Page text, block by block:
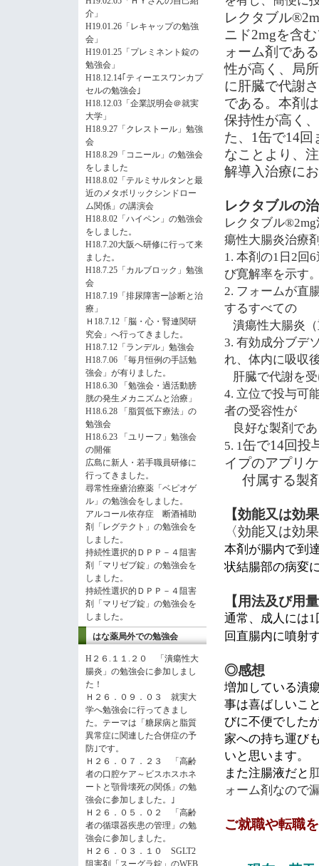
介」
H19.01.26「レキャップの勉強
会」
H19.01.25「プレミネント錠の
勉強会」
H18.12.14｢ティーエスワンカプ
セルの勉強会｣
H18.12.03「企業説明会＠就実
大学」
H18.9.27「クレストール」勉強
会
H18.8.29「コニール」の勉強会
をしました
H18.8.02「テルミサルタンと最
近のメタボリックシンドロー
ム関係」の講演会
H18.8.02「ハイペン」の勉強会
をしました。
H18.7.20大阪へ研修に行って来
ました。
H18.7.25「カルブロック」勉強
会
H18.7.19「排尿障害ー診断と治
療」
Ｈ18.7.12「脳・心・腎連関研
究会」へ行ってきました。
H18.7.12「ランデル」勉強会
H18.7.06 「毎月恒例の手話勉
強会」が有りました。
H18.6.30 「勉強会・過活動膀
胱の発生メカニズムと治療」
H18.6.28 「脂質低下療法」の
勉強会
H18.6.23 「ユリーフ」勉強会
の開催
広島に新人・若手職員研修に
行ってきました。
尋常性痤瘡治療薬「ベピオゲ
ル」の勉強会をしました。
アルコール依存症 断酒補助
剤「レグテクト」の勉強会を
しました。
持続性選択的ＤＰＰ－４阻害
剤「マリゼブ錠」の勉強会を
しました。
持続性選択的ＤＰＰ－４阻害
剤「マリゼブ錠」の勉強会を
しました。
はな薬局外での勉強会
H２６.１１.２０ 「潰瘍性大
腸炎」の勉強会に参加しまし
た！
Ｈ２６．０９．０３ 就実大
学へ勉強会に行ってきまし
た。テーマは「糖尿病と脂質
異常症に関連した合併症の予
防｣です。
Ｈ２６．０７．２３ 「高齢
者の口腔ケア～ビスホスホネ
ートと顎骨壊死の関係」の勉
強会に参加しました。｣
Ｈ２６．０５．０２ 「高齢
者の循環器疾患の管理」の勉
強会に参加しました。
Ｈ２６．０３．１０ SGLT2
阻害剤「スーグラ錠」のWEB
レクタブル
ニド2mgを含
ォーム剤であ
性が高く、局
に肝臓で代謝
である。本剤
保持性が高く
た、 1缶で14回
なことより、
解導入治療に
レクタブルの
レクタブル®2mg
瘍性大腸炎治療
1. 本剤の1 日 2回6
び寛解率を示す
2. フォームが直
するすべての
潰瘍性大腸炎
3. 有効成分ブデ
れ、体内に吸収
肝臓で代謝を
4. 立位で投与可
者の受容性が
良好な製剤で
5. 1缶で14回投
イプのアプリ
付属する製
【効能又は効
〈効能又は効
本剤が腸内で到
状結腸部の病変
【用法及び用
通常、成人には1
回直腸内に噴射
◎感想
増加している潰
事は喜ばしいこ
びに不便でした
家への持ち運び
いと思います。
また注腸液だと
ォーム剤なので
ご就職や転職